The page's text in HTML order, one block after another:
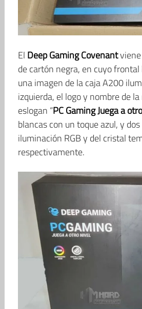
El Deep Gaming Covenantviene
de cartón negra, en cuyo frontal
una imagen de la caja A200
izquierda, el logo y nombre de
eslogan “PC Gaming Juega a
blancas con un toque azul, y
iluminación RGB y del cristal
respectivamente.